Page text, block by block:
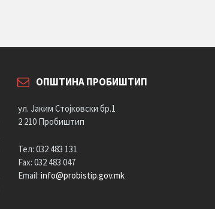
ОПШТИНА ПРОБИШТИП
ул. Јаким Стојковски бр.1
2 210 Пробиштип
Тел: 032 483 131
Fax: 032 483 047
Email:info@probistip.gov.mk